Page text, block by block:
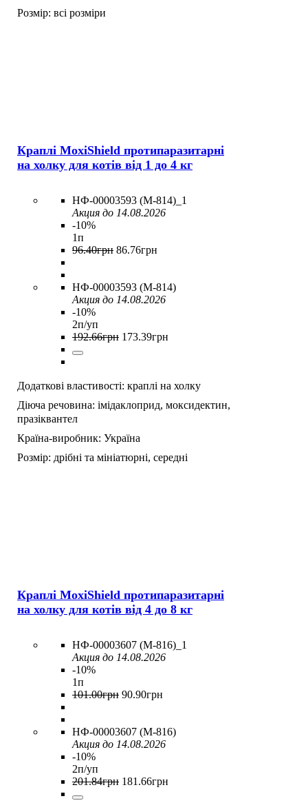
Розмір: всі розміри
Краплі MoxiShield протипаразитарні
на холку для котів від 1 до 4 кг
НФ-00003593 (M-814)_1
Акция до 14.08.2026
-10%
1п
96.40грн 86.76грн
НФ-00003593 (M-814)
Акция до 14.08.2026
-10%
2п/уп
192.66грн 173.39грн
Додаткові властивості: краплі на холку
Діюча речовина: імідаклоприд, моксидектин,
празіквантел
Країна-виробник: Україна
Розмір: дрібні та мініатюрні, середні
Краплі MoxiShield протипаразитарні
на холку для котів від 4 до 8 кг
НФ-00003607 (M-816)_1
Акция до 14.08.2026
-10%
1п
101.00грн 90.90грн
НФ-00003607 (M-816)
Акция до 14.08.2026
-10%
2п/уп
201.84грн 181 .66грн